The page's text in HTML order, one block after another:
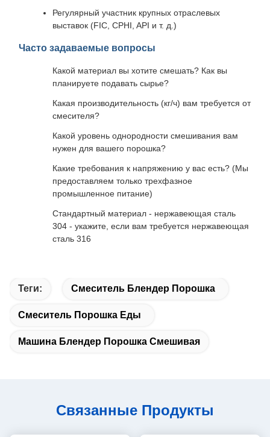
Регулярный участник крупных отраслевых
выставок (FIC, CPHI, API и т. д.)
Часто задаваемые вопросы
Какой материал вы хотите смешать? Как вы
планируете подавать сырье?
Какая производительность (кг/ч) вам требуется от
смесителя?
Какой уровень однородности смешивания вам
нужен для вашего порошка?
Какие требования к напряжению у вас есть? (Мы
предоставляем только трехфазное
промышленное питание)
Стандартный материал - нержавеющая сталь
304 - укажите, если вам требуется нержавеющая
сталь 316
Теги: Смеситель Блендер Порошка
Смеситель Порошка Еды
Машина Блендер Порошка Смешивая
Связанные Продукты